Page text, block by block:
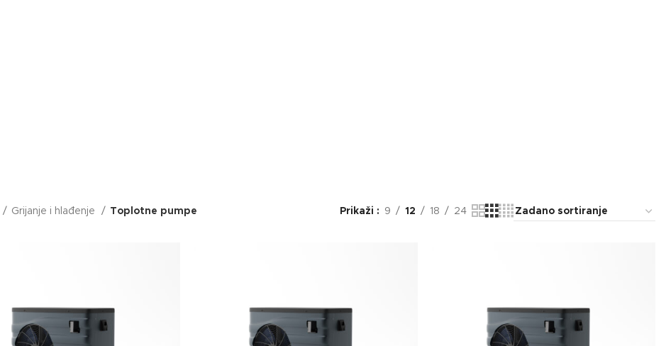
Grijanje i hlađenje Toplotne pumpe Prikaži 9 12 18 24